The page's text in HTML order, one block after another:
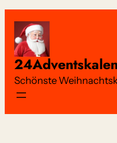
Inhalt
springen
Schönste